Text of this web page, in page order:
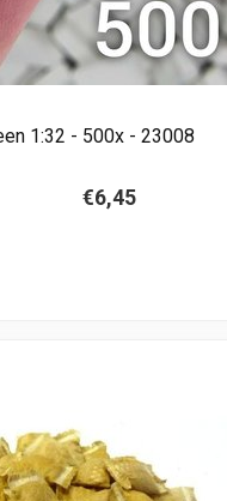
1:32 - 500x - 23008
€6,45